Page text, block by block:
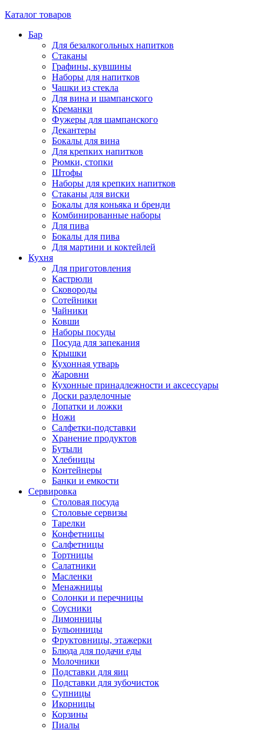
Каталог товаров
Бар
Для безалкогольных напитков
Стаканы
Графины, кувшины
Наборы для напитков
Чашки из стекла
Для вина и шампанского
Креманки
Фужеры для шампанского
Декантеры
Бокалы для вина
Для крепких напитков
Рюмки, стопки
Штофы
Наборы для крепких напитков
Стаканы для виски
Бокалы для коньяка и бренди
Комбинированные наборы
Для пива
Бокалы для пива
Для мартини и коктейлей
Кухня
Для приготовления
Кастрюли
Сковороды
Сотейники
Чайники
Ковши
Наборы посуды
Посуда для запекания
Крышки
Кухонная утварь
Жаровни
Кухонные принадлежности и аксессуары
Доски разделочные
Лопатки и ложки
Ножи
Салфетки-подставки
Хранение продуктов
Бутыли
Хлебницы
Контейнеры
Банки и емкости
Сервировка
Столовая посуда
Столовые сервизы
Тарелки
Конфетницы
Салфетницы
Тортницы
Салатники
Масленки
Менажницы
Солонки и перечницы
Соусники
Лимонницы
Бульонницы
Фруктовницы, этажерки
Блюда для подачи еды
Молочники
Подставки для яиц
Подставки для зубочисток
Супницы
Икорницы
Корзины
Пиалы